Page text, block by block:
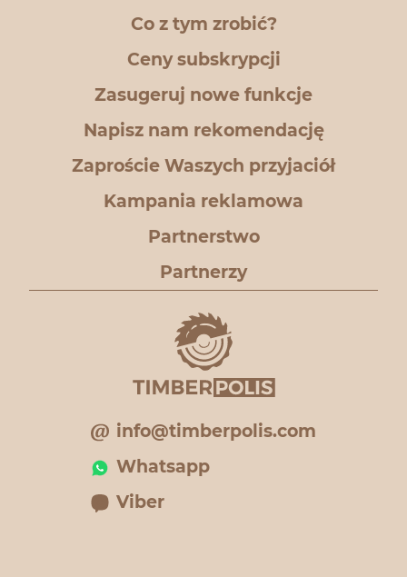
Co z tym zrobić?
Ceny subskrypcji
Zasugeruj nowe funkcje
Napisz nam rekomendację
Zaproście Waszych przyjaciół
Kampania reklamowa
Partnerstwo
Partnerzy
info@timberpolis.com
Whatsapp
Viber